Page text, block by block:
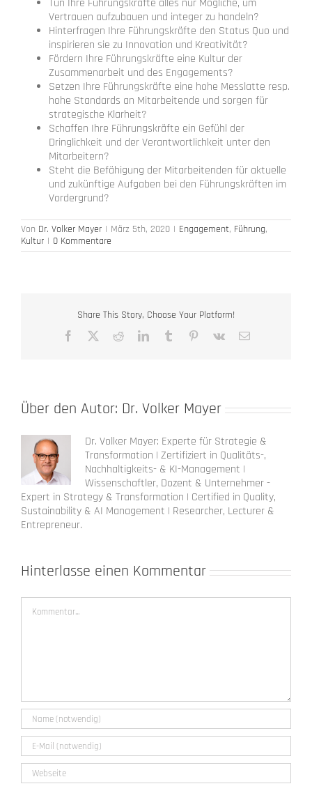
Vertrauen aufzubauen und integer zu handeln?
Hinterfragen Ihre Führungskräfte den Status Quo und
inspirieren sie zu Innovation und Kreativität?
Fördern Ihre Führungskräfte eine Kultur der
Zusammenarbeit und des Engagements?
Setzen Ihre Führungskräfte eine hohe Messlatte resp.
hohe Standards an Mitarbeitende und sorgen für
strategische Klarheit?
Schaffen Ihre Führungskräfte ein Gefühl der
Dringlichkeit und der Verantwortlichkeit unter den
Mitarbeitern?
Steht die Befähigung der Mitarbeitenden für aktuelle
und zukünftige Aufgaben bei den Führungskräften im
Vordergrund?
Von Dr. Volker Mayer | März 5th, 2020 | Engagement, Führung,
Kultur | 0 Kommentare
Share This Story, Choose Your Platform!
Facebook RedditLinkedInTumblr Pinterest
Vk
E-
Über den Autor: Dr. Volker Mayer
Dr. Volker Mayer: Experte für Strategie &
Transformation | Zertifiziert in Qualitäts-,
Nachhaltigkeits- & KI-Management |
Wissenschaftler, Dozent & Unternehmer -
Expert in Strategy & Transformation | Certified in Quality,
Sustainability & AI Management | Researcher, Lecturer &
Entrepreneur.
Hinterlasse einen Kommentar